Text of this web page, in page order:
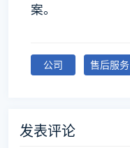
案。
公司 售后服务
发表评论